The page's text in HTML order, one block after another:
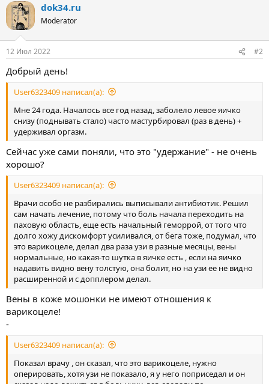
dok34.ru
Moderator
12 Июл 2022 #2
Добрый день!
User6323409 написал(а):
Мне 24 года. Началось все год назад, заболело левое яичко
снизу (поднывать стало) часто мастурбировал (раз в день) +
удерживал оргазм.
Сейчас уже сами поняли, что это "удержание" - не очень
хорошо?
User6323409 написал(а):
Врачи особо не разбирались выписывали антибиотик. Решил
сам начать лечение, потому что боль начала переходить на
паховую область, еще есть начальный геморрой, от того что
долго хожу дискомфорт усиливался, от бега тоже, подумал, что
это варикоцеле, делал два раза узи в разные месяцы, вены
нормальные, но какая-то шутка в яичке есть , если на яичко
надавить видно вену толстую, она болит, но на узи ее не видно
расширенной и с допплером делал.
Вены в коже мошонки не имеют отношения к
варикоцеле!
-
User6323409 написал(а):
Показал врачу , он сказал, что это варикоцеле, нужно
оперировать, хотя узи не показало, я у него поприседал и он